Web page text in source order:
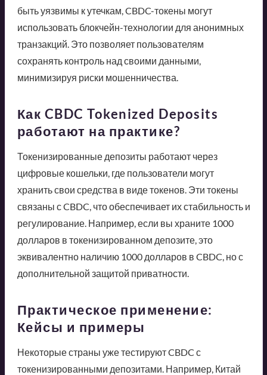
быть уязвимы к утечкам, CBDC-токены могут
использовать блокчейн-технологии для анонимных
транзакций. Это позволяет пользователям
сохранять контроль над своими данными,
минимизируя риски мошенничества.
Как CBDC Tokenized Deposits
работают на практике?
Токенизированные депозиты работают через
цифровые кошельки, где пользователи могут
хранить свои средства в виде токенов. Эти токены
связаны с CBDC, что обеспечивает их стабильность и
регулирование. Например, если вы храните 1000
долларов в токенизированном депозите, это
эквивалентно наличию 1000 долларов в CBDC, но с
дополнительной защитой приватности.
Практическое применение:
Кейсы и примеры
Некоторые страны уже тестируют CBDC с
токенизированными депозитами. Например, Китай